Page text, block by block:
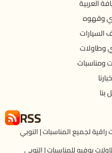
العربية
وقهوه
السيارات
وطاولات
ومناسبات
بنا
RSS
لجميع المناسبات | النوبي
بوفيه للمناسبات | النوبي